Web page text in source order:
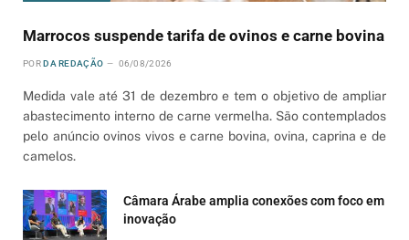
Marrocos suspende tarifa de ovinos e carne bovina
POR DA REDAÇÃO 06/08/2026
Medida vale até 31 de dezembro e tem o objetivo de ampliar
abastecimento interno de carne vermelha. São contemplados
pelo anúncio ovinos vivos e carne bovina, ovina, caprina e de
camelos.
Câmara Árabe amplia conexões com foco em
inovação